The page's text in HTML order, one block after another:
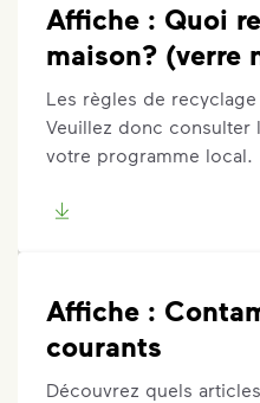
Affiche : Quoi
maison? (verre
Les règles de
Veuillez donc
votre programme local.
Affiche :
courants
Découvrez quels